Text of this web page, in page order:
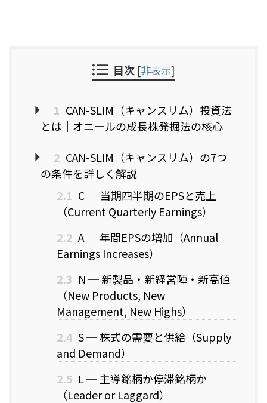
目次 [非表示]
1 CAN-SLIM（キャンスリム）投資法
とは｜オニールの成長株発掘法の核心
2 CAN-SLIM（キャンスリム）の7つ
の条件を詳しく解説
2.1 C ─ 当期四半期のEPSと売上
（Current Quarterly Earnings）
2.2 A ─ 年間EPSの増加（Annual
Earnings Increases）
2.3 N ─ 新製品・新経営陣・新高値
（New Products, New
Management, New Highs）
2.4 S ─ 株式の需要と供給（Supply
and Demand）
2.5 L ─ 主導銘柄か停滞銘柄か
（Leader or Laggard）